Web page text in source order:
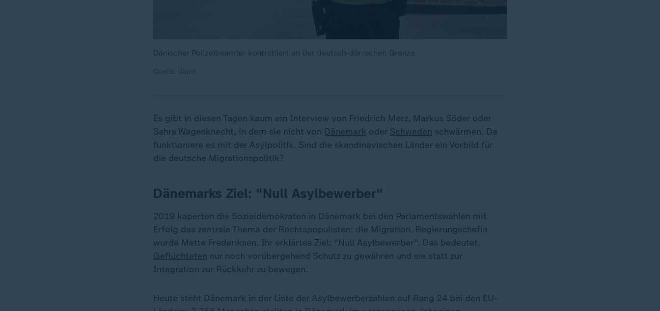
Dänischer Polizeibeamter kontrolliert an der deutsch-dänischen Grenze.
Es gibt in diesen Tagen kaum ein Interview von Friedrich Merz, Markus Söder oder
Sahra Wagenknecht, in dem sie nicht von Dänemark oder Schweden schwärmen. Da
funktioniere es mit der Asylpolitik. Sind die skandinavischen Länder ein Vorbild für
die deutsche Migrationspolitik?
Dänemarks Ziel: "Null Asylbewerber"
2019 kaperten die Sozialdemokraten in Dänemark bei den Parlamentswahlen mit
Erfolg das zentrale Thema der Rechtspopulisten: die Migration. Regierungschefin
wurde Mette Frederiksen. Ihr erklärtes Ziel: "Null Asylbewerber". Das bedeutet,
Geflüchteten nur noch vorübergehend Schutz zu gewähren und sie statt zur
Integration zur Rückkehr zu bewegen.
Heute steht Dänemark in der Liste der Asylbewerberzahlen auf Rang 24 bei den EU-